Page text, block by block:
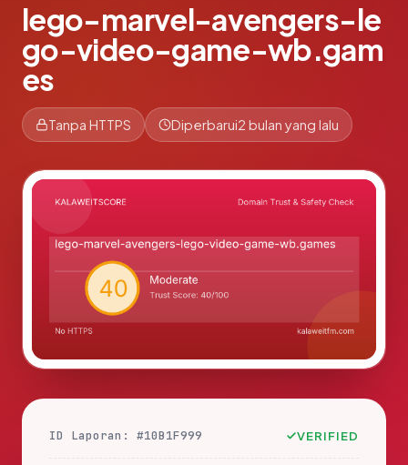
lego-marvel-avengers-le
go-video-game-wb.gam
es
Tanpa HTTPS Diperbarui2 bulan yang lalu
ID Laporan: #10B1F999 VERIFIED